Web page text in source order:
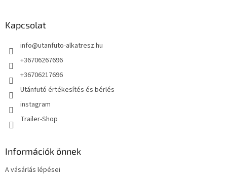
Kapcsolat
info@utanfuto-alkatresz.hu
+36706267696
+36706217696
Utánfutó értékesítés és bérlés
instagram
Trailer-Shop
Információk önnek
A vásárlás lépései